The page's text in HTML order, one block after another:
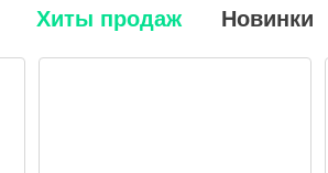
Хиты продаж Новинки